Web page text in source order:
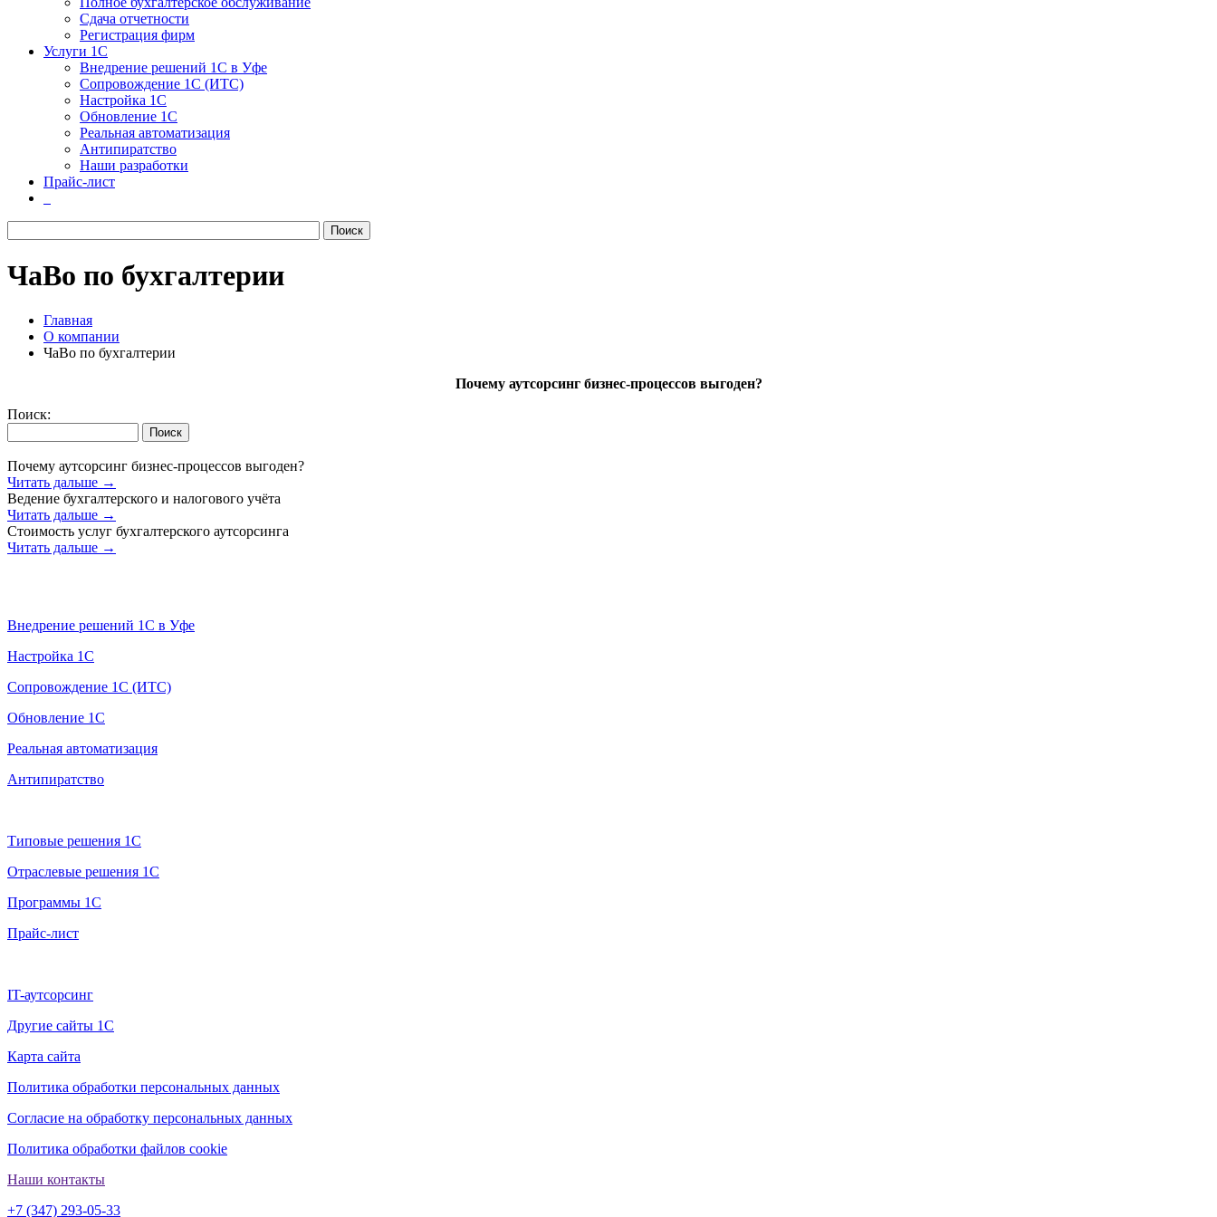
Сдача отчетности
Регистрация фирм
Услуги 1С
Внедрение решений 1С в Уфе
Сопровождение 1С (ИТС)
Настройка 1С
Обновление 1С
Реальная автоматизация
Антипиратство
Наши разработки
Прайс-лист
ЧаВо по бухгалтерии
Главная
О компании
ЧаВо по бухгалтерии
Почему аутсорсинг бизнес-процессов выгоден?
Поиск:
Почему аутсорсинг бизнес-процессов выгоден?
Читать дальше →
Ведение бухгалтерского и налогового учёта
Читать дальше →
Стоимость услуг бухгалтерского аутсорсинга
Читать дальше →
Внедрение решений 1С в Уфе
Настройка 1С
Сопровождение 1С (ИТС)
Обновление 1С
Реальная автоматизация
Антипиратство
Типовые решения 1С
Отраслевые решения 1С
Программы 1С
Прайс-лист
IT-аутсорсинг
Другие сайты 1С
Карта сайта
Политика обработки персональных данных
Согласие на обработку персональных данных
Политика обработки файлов cookie
Наши контакты
+7 (347) 293-05-33